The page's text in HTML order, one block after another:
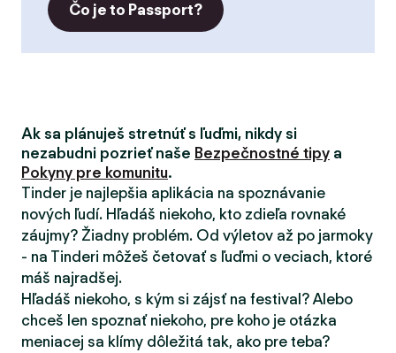
Čo je to Passport?
Ak sa plánuješ stretnúť s ľuďmi, nikdy si
nezabudni pozrieť naše Bezpečnostné tipy a
Pokyny pre komunitu.
Tinder je najlepšia aplikácia na spoznávanie
nových ľudí. Hľadáš niekoho, kto zdieľa rovnaké
záujmy? Žiadny problém. Od výletov až po jarmoky
- na Tinderi môžeš četovať s ľuďmi o veciach, ktoré
máš najradšej.
Hľadáš niekoho, s kým si zájsť na festival? Alebo
chceš len spoznať niekoho, pre koho je otázka
meniacej sa klímy dôležitá tak, ako pre teba?